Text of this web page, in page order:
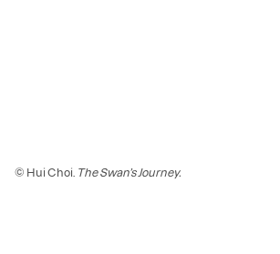
© Hui Choi. The Swan’s Journey.